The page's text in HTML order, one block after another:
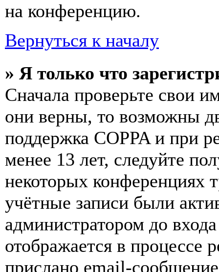
на конференцию.
Вернуться к началу
» Я только что
Сначала проверьте свои
они верны, то возможны
поддержка COPPA и при
менее 13 лет, следуйте
некоторых конференциях
учётные записи были
администратором до
отображается в процессе
прислано email-